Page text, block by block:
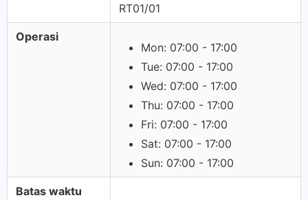
RT01/01
Operasi
Mon: 07:00 - 17:00
Tue: 07:00 - 17:00
Wed: 07:00 - 17:00
Thu: 07:00 - 17:00
Fri: 07:00 - 17:00
Sat: 07:00 - 17:00
Sun: 07:00 - 17:00
Batas waktu